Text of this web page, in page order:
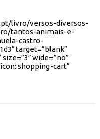
livro/versos-diversos-
tantos-animais-e-
castro-
target=”blank”
wide=”no”
shopping-cart”